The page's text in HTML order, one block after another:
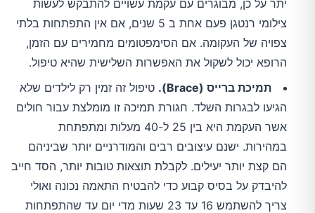
יתר על כן, מבוגרים עם עקמת עשויים להתבקש לעשות
צילומי רנטגן פעם אחת ב 5 שנים, אם אין התפתחות בלתי
צפויה של העקומה. אם הסימפטומים מחמירים עם הזמן,
הרופא יכול לשקול את האפשרות השלישית שהיא טיפול.
תמיכת ברייס (Brace).
טיפול זה זמין רק לילדים שלא
הגיעו לבגרות השלד. חגורת תמיכה זו מומלצת עבור חולים
אשר העקמת היא בין 25 ל-40 מעלות ומתפתחת
במהירות. ישנם עיצובים רבים והמודרניים יותר שביניהם
הם קצת יותר יעילים. לקבלת תוצאות טובות יותר, הסד חייב
להיבדק על בסיס קבוע כדי להבטיח התאמה נכונה ואולי
צריך להשתמש 16 עד 23 שעות מדי יום עד שהתפתחות